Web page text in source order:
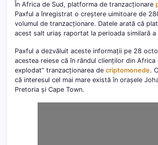
În Africa de Sud, platforma de tranzacționare
Paxful a înregistrat o creștere uimitoare de
volumul de tranzacționare. Datele arată că
acest salt uriaș raportat la perioada similară a
Paxful a dezvăluit aceste informații pe 28
acestea reiese că în rândul clienților din Africa
explodat” tranzacționarea de criptomonede.
că interesul cel mai mare există în orașele
Pretoria și Cape Town.